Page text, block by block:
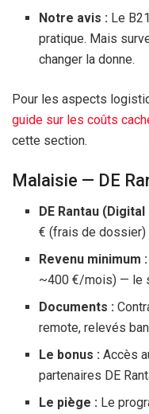
Notre avis : Le
pratique. Mais
changer la donne.
Pour les aspects
guide sur les coûts
cette section.
Malaisie — DE
DE Rantau
€ (frais de dossier)
Revenu minimum :
~400 €/mois) — le
Documents :
remote, relevés
Le bonus : Accès
partenaires DE
Le piège : Le